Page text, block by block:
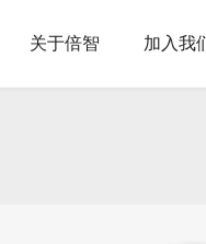
关于倍智 加入我